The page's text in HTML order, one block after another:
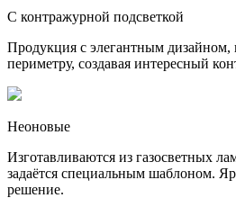
С контражурной подсветкой
Продукция с элегантным дизайном,
периметру, создавая интересный
Неоновые
Изготавливаются из газосветных
задаётся специальным шаблоном.
решение.